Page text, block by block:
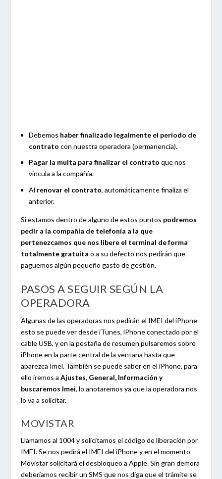
Debemos haber finalizado legalmente el periodo de
contrato con nuestra operadora (permanencia).
Pagar la multa para finalizar el contrato que nos
vincula a la compañía.
Al renovar el contrato, automáticamente finaliza el
anterior.
Si estamos dentro de alguno de estos puntos podremos
pedir a la compañía de telefonía a la que
pertenezcamos que nos libere el terminal de forma
totalmente gratuita o a su defecto nos pedirán que
paguemos algún pequeño gasto de gestión.
PASOS A SEGUIR SEGÚN LA
OPERADORA
Algunas de las operadoras nos pedirán el IMEI del iPhone
esto se puede ver desde iTunes, iPhone conectado por el
cable USB, y en la pestaña de resumen pulsaremos sobre
iPhone en la parte central de la ventana hasta que
aparezca Imei. También se puede saber en el iPhone, para
ello iremos aAjustes, General, Información y
buscaremos Imei, lo anotaremos ya que la operadora nos
lo va a solicitar.
MOVISTAR
Llamamos al 1004 y solicitamos el código de liberación por
IMEI. Se nos pedirá el IMEI del iPhone y en el momento
Movistar solicitará el desbloqueo a Apple. Sin gran demora
deberíamos recibir un SMS que nos diga que el trámite se